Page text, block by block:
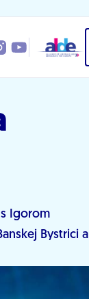
Igorom
Bystrici a